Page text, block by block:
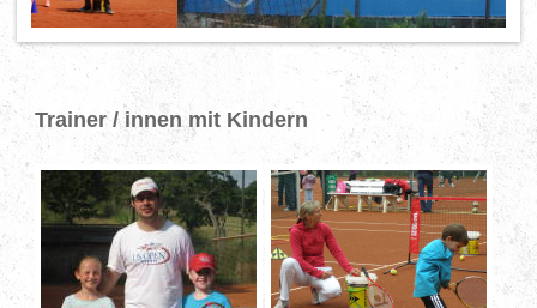
Trainer / innen mit Kindern